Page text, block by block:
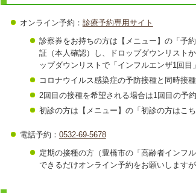
オンライン予約： 診療予約専用サイト
診察券をお持ちの方は【メニュー】の「予
証（本人確認）し、ドロップダウンリスト
ップダウンリストで「インフルエンザ1回目
コロナウイルス感染症の予防接種と同時接種
2回目の接種を希望される場合は1回目の予
初診の方は【メニュー】の「初診の方はこ
電話予約： 0532-69-5678
定期の接種の方（豊橋市の「高齢者インフ
できるだけオンライン予約をお願いします